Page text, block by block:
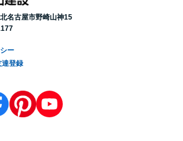
名古屋市野崎山神15
ー
達登録